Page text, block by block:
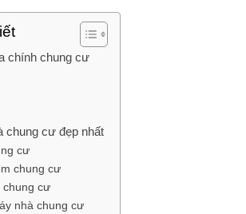
chính chung cư
chung cư đẹp nhất
cư
chung cư
chung cư
nhà chung cư